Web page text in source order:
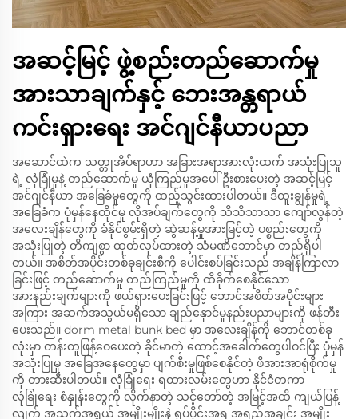
အဆင့်မြင့် ဖွဲ့စည်းတည်ဆောက်မှု
အားသာချက်နှင့် ဘေးအန္တရာယ်
ကင်းရှားရေး အင်ဂျင်နီယာပညာ
အဆောင်ထဲက သတ္တုအိပ်ရာဟာ အခြားအရာအားလုံးထက် အသုံးပြုသူ
ရဲ့ လုံခြုံမှုနဲ့ တည်ဆောက်မှု ယုံကြည်မှုအပေါ် ဦးစားပေးတဲ့ အဆင့်မြင့်
အင်ဂျင်နီယာ အခြေခံမူတွေကို ထည့်သွင်းထားပါတယ်။ ဒီထူးချွန်မှုရဲ့
အခြေခံက ပုံမှန်နေထိုင်မှု လိုအပ်ချက်တွေကို သိသိသာသာ ကျော်လွန်တဲ့
အလေးချိန်တွေကို ခံနိုင်စွမ်းရှိတဲ့ ဆွဲဆန့်မှုအားမြင့်တဲ့ ပစ္စည်းတွေကို
အသုံးပြုတဲ့ တိကျစွာ ထုတ်လုပ်ထားတဲ့ သံမဏိဘောင်မှာ တည်ရှိပါ
တယ်။ အစိတ်အပိုင်းတစ်ခုချင်းစီကို ပေါင်းစပ်ခြင်းသည် အချိန်ကြာလာ
ခြင်းဖြင့် တည်ဆောက်မှု တည်ကြည်မှုကို ထိခိုက်စေနိုင်သော
အားနည်းချက်များကို ဖယ်ရှားပေးခြင်းဖြင့် ဘောင်အစိတ်အပိုင်းများ
အကြား အဆက်အသွယ်မရှိသော ချည်နှောင်မှုနည်းပညာများကို ဖန်တီး
ပေးသည်။ dorm metal bunk bed မှာ အလေးချိန်ကို ဘောင်တစ်ခု
လုံးမှာ တန်းတူဖြန့်ဝေပေးတဲ့ ခိုင်မာတဲ့ ထောင့်အခေါက်တွေပါဝင်ပြီး ပုံမှန်
အသုံးပြုမှု အခြေအနေတွေမှာ ပျက်စီးမှုဖြစ်စေနိုင်တဲ့ ဖိအားအာရုံစိုက်မှု
ကို တားဆီးပါတယ်။ လုံခြုံရေး ရထားလမ်းတွေဟာ နိုင်ငံတကာ
လုံခြုံရေး စံနှုန်းတွေကို လိုက်နာတဲ့ သင့်တော်တဲ့ အမြင့်အထိ ကျယ်ပြန့်
လျက် အသက်အရွယ် အမျိုးမျိုးနဲ့ ရုပ်ပိုင်းအရ အရည်အချင်း အမျိုး